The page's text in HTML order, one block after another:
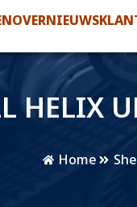
OVERNIEUWS
HELIX
Home